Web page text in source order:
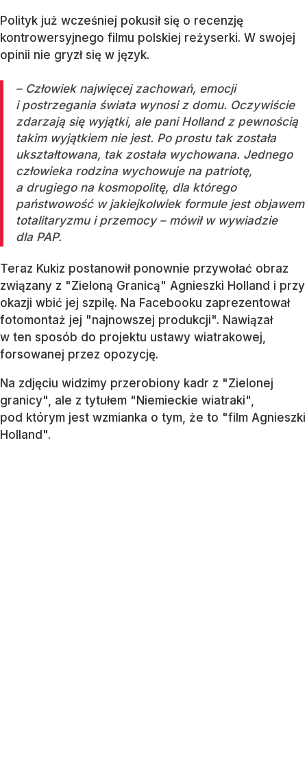
Polityk już wcześniej pokusił się o recenzję
kontrowersyjnego filmu polskiej reżyserki. W swojej
opinii nie gryzł się w język.
– Człowiek najwięcej zachowań, emocji
i postrzegania świata wynosi z domu. Oczywiście
zdarzają się wyjątki, ale pani Holland z pewnością
takim wyjątkiem nie jest. Po prostu tak została
ukształtowana, tak została wychowana. Jednego
człowieka rodzina wychowuje na patriotę,
a drugiego na kosmopolitę, dla którego
państwowość w jakiejkolwiek formule jest objawem
totalitaryzmu i przemocy – mówił w wywiadzie
dla PAP.
Teraz Kukiz postanowił ponownie przywołać obraz
związany z "Zieloną Granicą" Agnieszki Holland i przy
okazji wbić jej szpilę. Na Facebooku zaprezentował
fotomontaż jej "najnowszej produkcji". Nawiązał
w ten sposób do projektu ustawy wiatrakowej,
forsowanej przez opozycję.
Na zdjęciu widzimy przerobiony kadr z "Zielonej
granicy", ale z tytułem "Niemieckie wiatraki",
pod którym jest wzmianka o tym, że to "film Agnieszki
Holland".